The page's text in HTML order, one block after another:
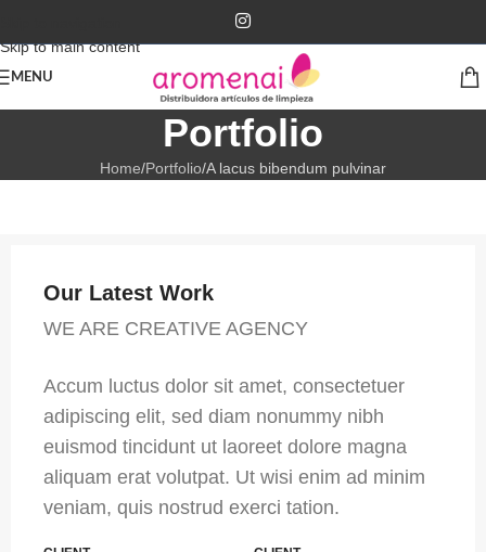
Skip to main content
MENU
Portfolio
Home Portfolio A lacus bibendum pulvinar
Our Latest Work
WE ARE CREATIVE AGENCY
Accum luctus dolor sit amet, consectetuer
adipiscing elit, sed diam nonummy nibh
euismod tincidunt ut laoreet dolore magna
aliquam erat volutpat. Ut wisi enim ad minim
veniam, quis nostrud exerci tation.